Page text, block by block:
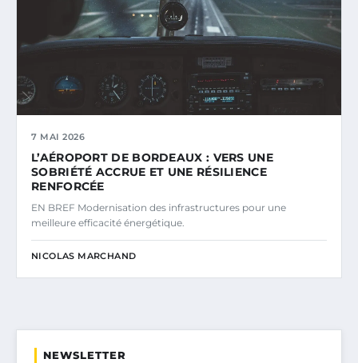
7 MAI 2026
L’AÉROPORT DE BORDEAUX : VERS UNE
SOBRIÉTÉ ACCRUE ET UNE RÉSILIENCE
RENFORCÉE
EN BREF Modernisation des infrastructures pour une
meilleure efficacité énergétique.
NICOLAS MARCHAND
NEWSLETTER